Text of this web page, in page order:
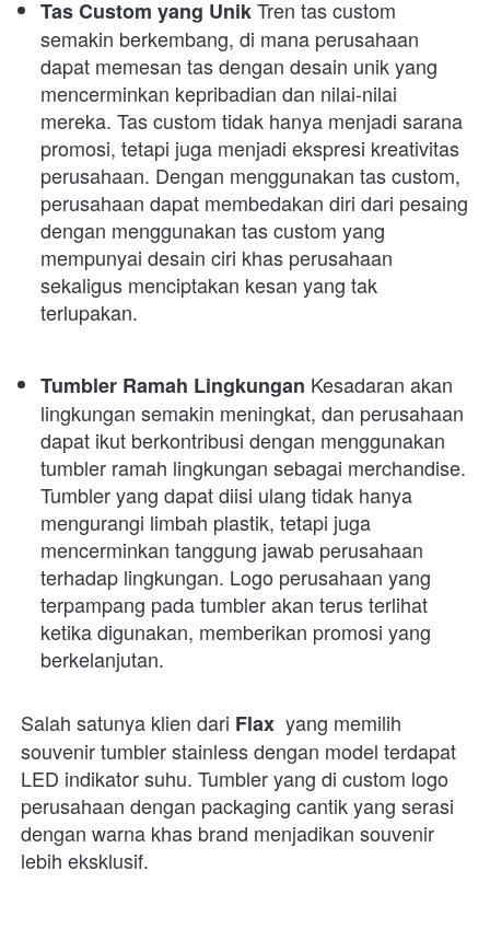
Tas Custom yang Unik Tren tas custom
semakin berkembang, di mana perusahaan
dapat memesan tas dengan desain unik yang
mencerminkan kepribadian dan nilai-nilai
mereka. Tas custom tidak hanya menjadi sarana
promosi, tetapi juga menjadi ekspresi kreativitas
perusahaan. Dengan menggunakan tas custom,
perusahaan dapat membedakan diri dari pesaing
dengan menggunakan tas custom yang
mempunyai desain ciri khas perusahaan
sekaligus menciptakan kesan yang tak
terlupakan.
Tumbler Ramah Lingkungan Kesadaran akan
lingkungan semakin meningkat, dan perusahaan
dapat ikut berkontribusi dengan menggunakan
tumbler ramah lingkungan sebagai merchandise.
Tumbler yang dapat diisi ulang tidak hanya
mengurangi limbah plastik, tetapi juga
mencerminkan tanggung jawab perusahaan
terhadap lingkungan. Logo perusahaan yang
terpampang pada tumbler akan terus terlihat
ketika digunakan, memberikan promosi yang
berkelanjutan.
Salah satunya klien dari Flax yang memilih
souvenir tumbler stainless dengan model terdapat
LED indikator suhu. Tumbler yang di custom logo
perusahaan dengan packaging cantik yang serasi
dengan warna khas brand menjadikan souvenir
lebih eksklusif.